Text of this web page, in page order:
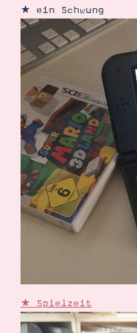
★ ein Schwung
★ Spielzeit